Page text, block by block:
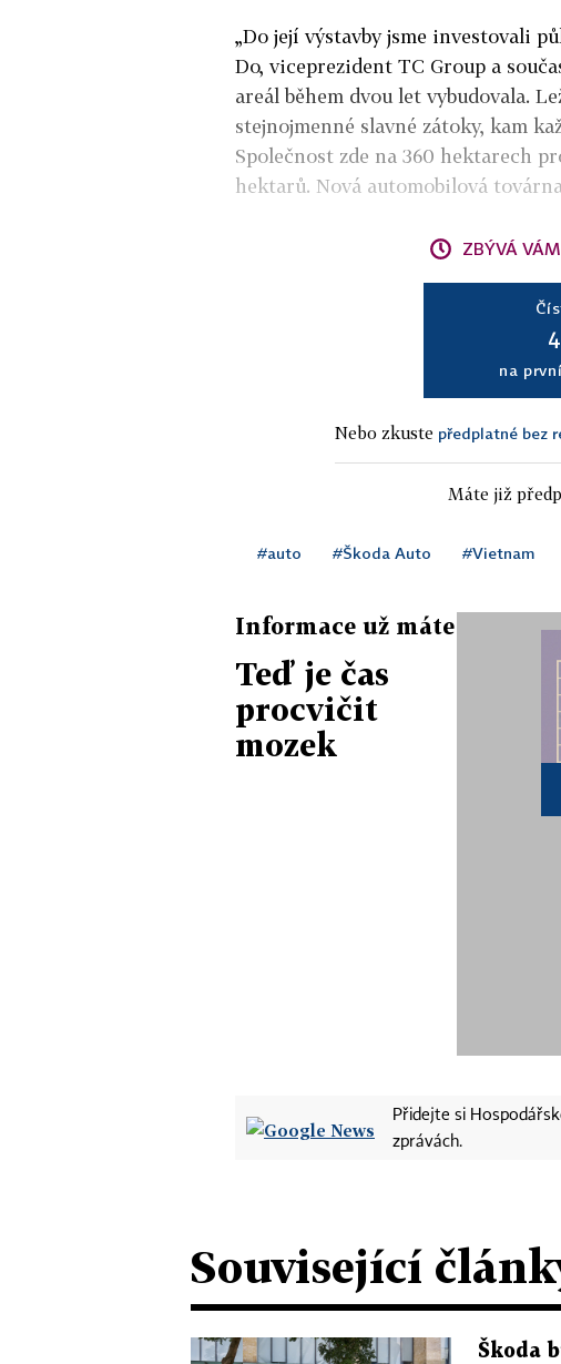
„Do její výstavby jsme investovali
Do, viceprezident TC Group a
areál během dvou let vybudovala.
stejnojmenné slavné zátoky, kam
Společnost zde na 360 hektarech
hektarů. Nová automobilová
ZBÝVÁ
na
Nebo zkuste předplatné bez
Máte již
#auto #Škoda Auto #Vietnam
Informace už máte
Teď je čas
procvičit
mozek
Přidejte si
zprávách.
Související
Škoda